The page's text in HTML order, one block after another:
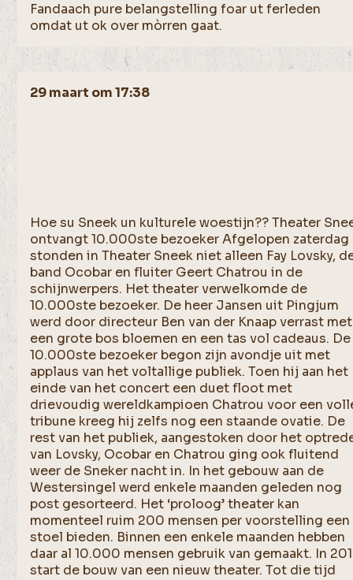
Fandaach pure belangstelling foar ut ferleden
omdat ut ok over mòrren gaat.
29 maart om 17:38
Hoe su Sneek un kulturele woestijn?? Theater
ontvangt 10.000ste bezoeker Afgelopen zaterdag
stonden in Theater Sneek niet alleen Fay Lovsky,
band Ocobar en fluiter Geert Chatrou in de
schijnwerpers. Het theater verwelkomde de
10.000ste bezoeker. De heer Jansen uit Pingjum
werd door directeur Ben van der Knaap verrast met
een grote bos bloemen en een tas vol cadeaus. De
10.000ste bezoeker begon zijn avondje uit met
applaus van het voltallige publiek. Toen hij aan het
einde van het concert een duet floot met
drievoudig wereldkampioen Chatrou voor een
tribune kreeg hij zelfs nog een staande ovatie. De
rest van het publiek, aangestoken door het
van Lovsky, Ocobar en Chatrou ging ook fluitend
weer de Sneker nacht in. In het gebouw aan de
Westersingel werd enkele maanden geleden nog
post gesorteerd. Het ‘proloog’ theater kan
momenteel ruim 200 mensen per voorstelling een
stoel bieden. Binnen een enkele maanden hebben
daar al 10.000 mensen gebruik van gemaakt. In
start de bouw van een nieuw theater. Tot die tijd